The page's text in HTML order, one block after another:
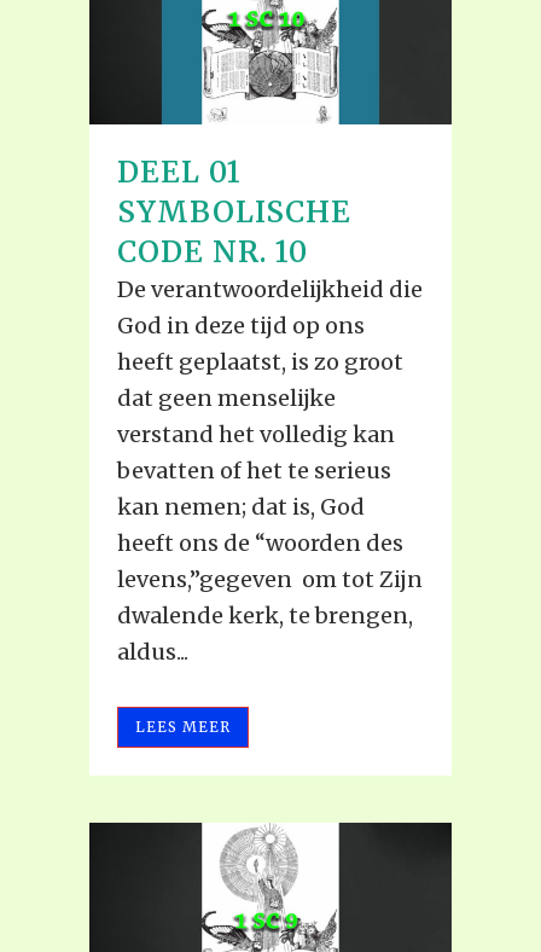
DEEL 01
SYMBOLISCHE
CODE NR. 10
De verantwoordelijkheid die
God in deze tijd op ons
heeft geplaatst, is zo groot
dat geen menselijke
verstand het volledig kan
bevatten of het te serieus
kan nemen; dat is, God
heeft ons de “woorden des
levens,”gegeven om tot Zijn
dwalende kerk, te brengen,
aldus...
LEES MEER